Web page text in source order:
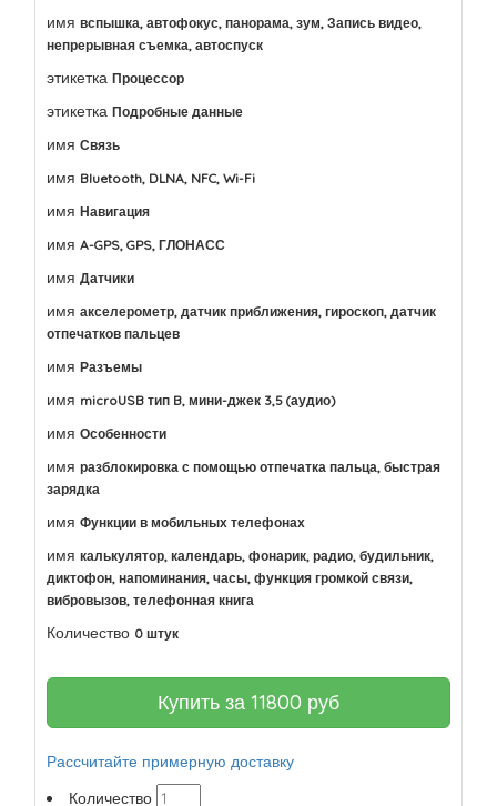
имя вспышка, автофокус, панорама, зум, Запись видео,
непрерывная съемка, автоспуск
этикетка Процессор
этикетка Подробные данные
имя Связь
имя Bluetooth, DLNA, NFC, Wi-Fi
имя Навигация
имя A-GPS, GPS, ГЛОНАСС
имя Датчики
имя акселерометр, датчик приближения, гироскоп, датчик
отпечатков пальцев
имя Разъемы
имя microUSB тип B, мини-джек 3,5 (аудио)
имя Особенности
имя разблокировка с помощью отпечатка пальца, быстрая
зарядка
имя Функции в мобильных телефонах
имя калькулятор, календарь, фонарик, радио, будильник,
диктофон, напоминания, часы, функция громкой связи,
вибровызов, телефонная книга
Количество 0 штук
Купить за 11800 руб
Рассчитайте примерную доставку
Количество